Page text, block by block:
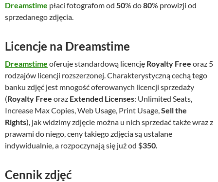
Dreamstime płaci fotografom od 50% do80% prowizji od
sprzedanego zdjęcia.
Licencje na Dreamstime
Dreamstime oferuje standardową licencję Royalty Free oraz 5
rodzajów licencji rozszerzonej. Charakterystyczną cechą tego
banku zdjęć jest mnogość oferowanych licencji sprzedaży
(Royalty Free oraz Extended Licenses: Unlimited Seats,
Increase Max Copies, Web Usage, Print Usage,Sell the
Rights), jak widzimy zdjęcie można u nich sprzedać także wraz z
prawami do niego, ceny takiego zdjęcia są ustalane
indywidualnie, a rozpoczynają się już od $350.
Cennik zdjęć